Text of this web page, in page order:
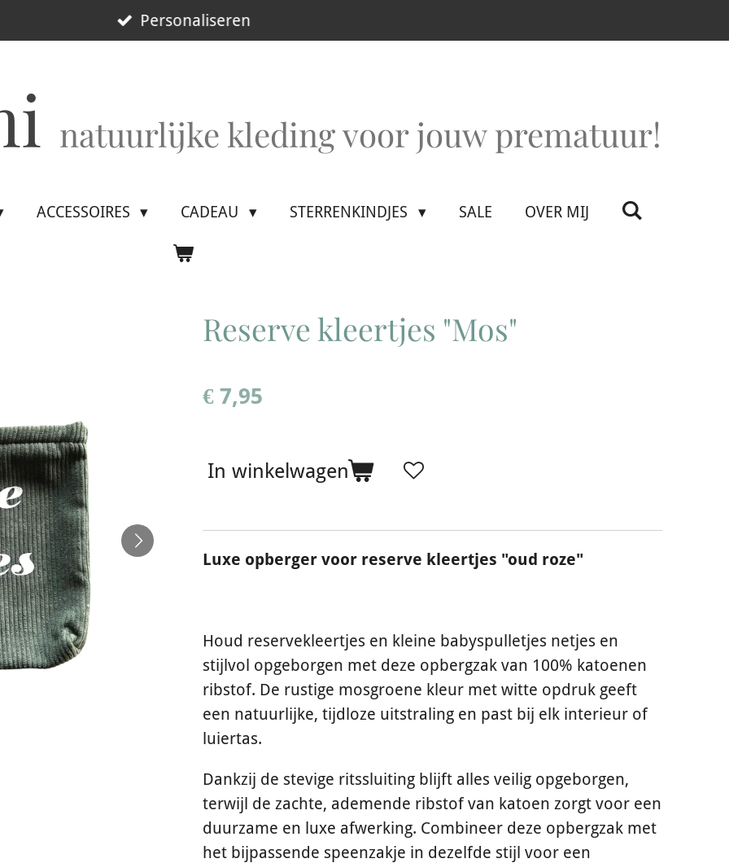
Personaliseren
natuurlijke kleding voor jouw prematuur!
ACCESSOIRES CADEAU STERRENKINDJES SALE OVER MIJ
Reserve kleertjes "Mos"
€ 7,95
In winkelwagen
Luxe opberger voor reserve kleertjes "oud roze"
Houd reservekleertjes en kleine babyspulletjes netjes en
stijlvol opgeborgen met deze opbergzak van 100% katoenen
ribstof. De rustige mosgroene kleur met witte opdruk geeft
een natuurlijke, tijdloze uitstraling en past bij elk interieur of
luiertas.
Dankzij de stevige ritssluiting blijft alles veilig opgeborgen,
terwijl de zachte, ademende ribstof van katoen zorgt voor een
duurzame en luxe afwerking. Combineer deze opbergzak met
het bijpassende speenzakje in dezelfde stijl voor een